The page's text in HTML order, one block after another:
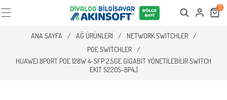
Search Cart
0
ANA SAYFA / AĞ ÜRÜNLERI / NETWORK SWITCHLER
/
POE SWITCHLER
/
HUAWEI 8PORT POE 128W 4-SFP 2.5GE GIGABIT YÖNETILEBILIR SWITCH
EKIT S220S-8P4J